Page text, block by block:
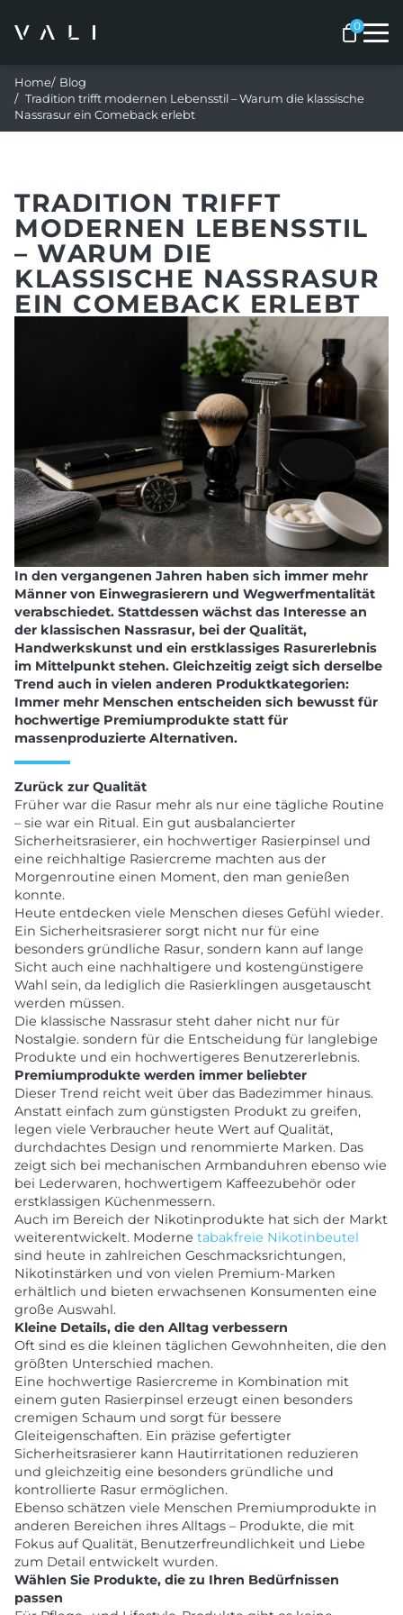
Home
Blog
Tradition trifft modernen Lebensstil – Warum die klassische
Nassrasur ein Comeback erlebt
TRADITION TRIFFT
MODERNEN LEBENSSTIL
– WARUM DIE
KLASSISCHE NASSRASUR
EIN COMEBACK ERLEBT
In den vergangenen Jahren haben sich immer mehr
Männer von Einwegrasierern und Wegwerfmentalität
verabschiedet. Stattdessen wächst das Interesse an
der klassischen Nassrasur, bei der Qualität,
Handwerkskunst und ein erstklassiges Rasurerlebnis
im Mittelpunkt stehen. Gleichzeitig zeigt sich derselbe
Trend auch in vielen anderen Produktkategorien:
Immer mehr Menschen entscheiden sich bewusst für
hochwertige Premiumprodukte statt für
massenproduzierte Alternativen.
Zurück zur Qualität
Früher war die Rasur mehr als nur eine tägliche Routine
– sie war ein Ritual. Ein gut ausbalancierter
Sicherheitsrasierer, ein hochwertiger Rasierpinsel und
eine reichhaltige Rasiercreme machten aus der
Morgenroutine einen Moment, den man genießen
konnte.
Heute entdecken viele Menschen dieses Gefühl wieder.
Ein Sicherheitsrasierer sorgt nicht nur für eine
besonders gründliche Rasur, sondern kann auf lange
Sicht auch eine nachhaltigere und kostengünstigere
Wahl sein, da lediglich die Rasierklingen ausgetauscht
werden müssen.
Die klassische Nassrasur steht daher nicht nur für
Nostalgie. sondern für die Entscheidung für langlebige
Produkte und ein hochwertigeres Benutzererlebnis.
Premiumprodukte werden immer beliebter
Dieser Trend reicht weit über das Badezimmer hinaus.
Anstatt einfach zum günstigsten Produkt zu greifen,
legen viele Verbraucher heute Wert auf Qualität,
durchdachtes Design und renommierte Marken. Das
zeigt sich bei mechanischen Armbanduhren ebenso wie
bei Lederwaren, hochwertigem Kaffeezubehör oder
erstklassigen Küchenmessern.
Auch im Bereich der Nikotinprodukte hat sich der Markt
weiterentwickelt. Moderne tabakfreie Nikotinbeutel
sind heute in zahlreichen Geschmacksrichtungen,
Nikotinstärken und von vielen Premium-Marken
erhältlich und bieten erwachsenen Konsumenten eine
große Auswahl.
Kleine Details, die den Alltag verbessern
Oft sind es die kleinen täglichen Gewohnheiten, die den
größten Unterschied machen.
Eine hochwertige Rasiercreme in Kombination mit
einem guten Rasierpinsel erzeugt einen besonders
cremigen Schaum und sorgt für bessere
Gleiteigenschaften. Ein präzise gefertigter
Sicherheitsrasierer kann Hautirritationen reduzieren
und gleichzeitig eine besonders gründliche und
kontrollierte Rasur ermöglichen.
Ebenso schätzen viele Menschen Premiumprodukte in
anderen Bereichen ihres Alltags – Produkte, die mit
Fokus auf Qualität, Benutzerfreundlichkeit und Liebe
zum Detail entwickelt wurden.
Wählen Sie Produkte, die zu Ihren Bedürfnissen
passen